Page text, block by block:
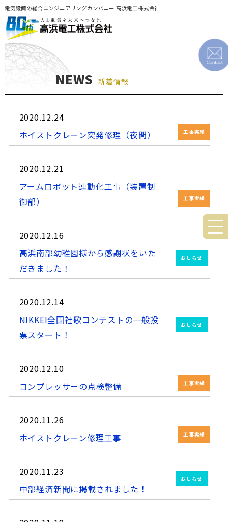
電気設備の総合エンジニアリングカンパニー 高浜電工株式会社
NEWS 新着情報
2020.12.24
ホイストクレーン突発修理（夜間）
工事実績
2020.12.21
アームロボット連動化工事（装置制
御部）
工事実績
2020.12.16
高浜南部幼稚園様から感謝状をいた
だきました！
おしらせ
2020.12.14
NIKKEI全国社歌コンテストの一般投
票スタート！
おしらせ
2020.12.10
コンプレッサーの点検整備
工事実績
2020.11.26
ホイストクレーン修理工事
工事実績
2020.11.23
中部経済新聞に掲載されました！
おしらせ